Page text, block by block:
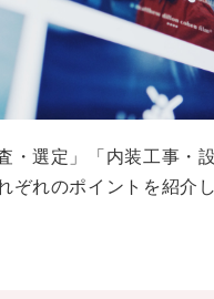
選定」「内装工事・
れのポイントを紹介し